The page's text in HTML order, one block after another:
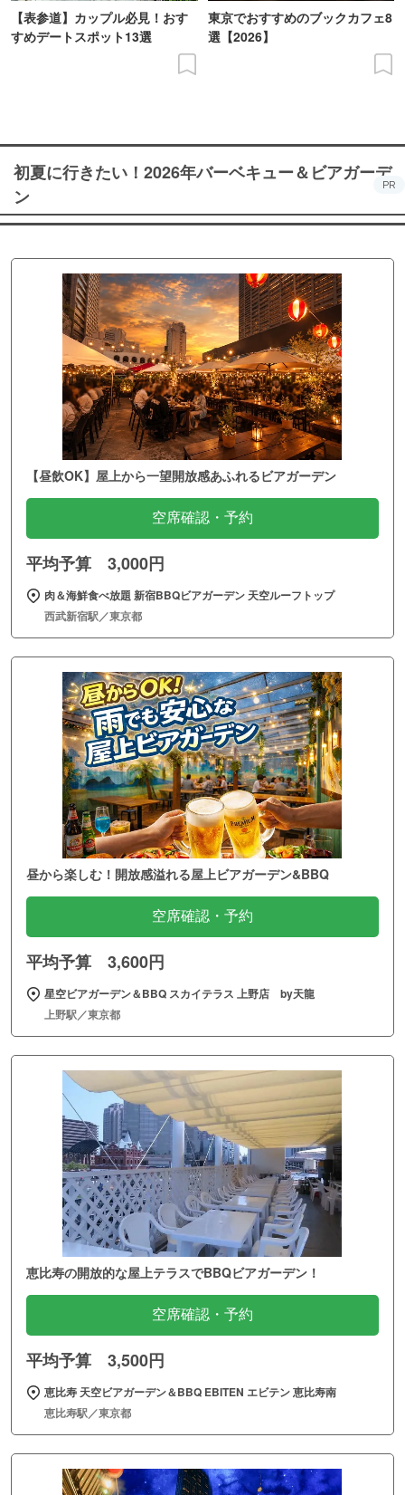
【表参道】カップル必見！おす
すめデートスポット13選
東京でおすすめのブックカフェ8
選【2026】
初夏に行きたい！2026年バーベキュー＆ビアガーデ
ン
PR
【昼飲OK】屋上から一望開放感あふれるビアガーデン
空席確認・予約
平均予算 3,000円
肉＆海鮮食べ放題 新宿BBQビアガーデン 天空ルーフトップ
西武新宿駅／東京都
昼から楽しむ！開放感溢れる屋上ビアガーデン&BBQ
空席確認・予約
平均予算 3,600円
星空ビアガーデン＆BBQ スカイテラス 上野店 by天龍
上野駅／東京都
恵比寿の開放的な屋上テラスでBBQビアガーデン！
空席確認・予約
平均予算 3,500円
恵比寿 天空ビアガーデン＆BBQ EBITEN エビテン 恵比寿南
恵比寿駅／東京都